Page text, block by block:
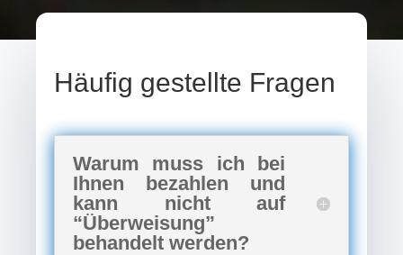
Häufig gestellte Fragen
Warum muss ich bei
Ihnen bezahlen und
kann nicht auf
“Überweisung”
behandelt werden?